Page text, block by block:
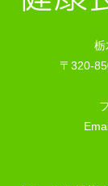
栃
〒320-